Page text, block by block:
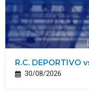
R.C. DEPORTIVO
30/08/2026